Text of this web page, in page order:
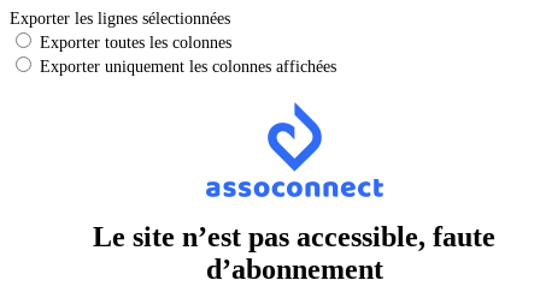
Exporter les lignes sélectionnées
Exporter toutes les colonnes
Exporter uniquement les colonnes affichées
Le site n’est pas accessible, faute
d’abonnement